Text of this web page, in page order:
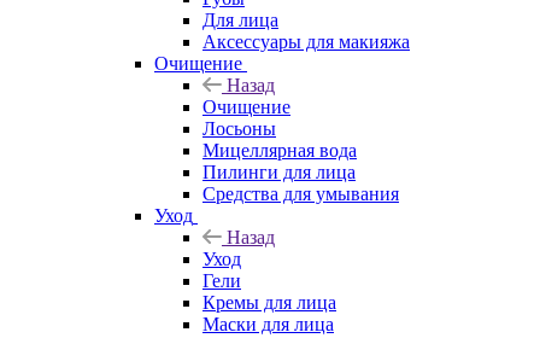
Для лица
Аксессуары для макияжа
Очищение
Назад
Очищение
Лосьоны
Мицеллярная вода
Пилинги для лица
Средства для умывания
Уход
Назад
Уход
Гели
Кремы для лица
Маски для лица